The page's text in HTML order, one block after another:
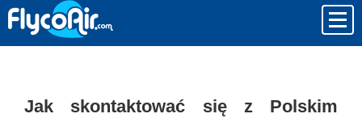
Jak skontaktować się z Polskim